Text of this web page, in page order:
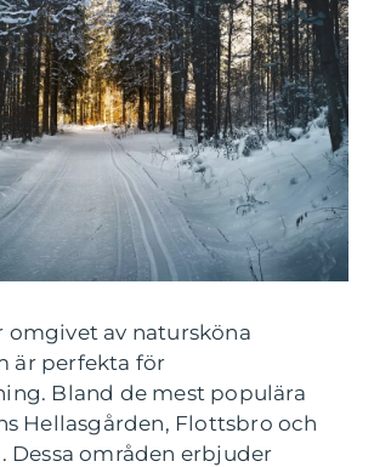
omgivet av natursköna
är perfekta för
Bland de mest populära
Hellasgården, Flottsbro och
Dessa områden erbjuder